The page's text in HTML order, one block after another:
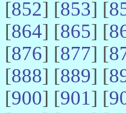
[852] [853] [
[864] [865] [
[876] [877] [
[888] [889] [
[900] [901] [